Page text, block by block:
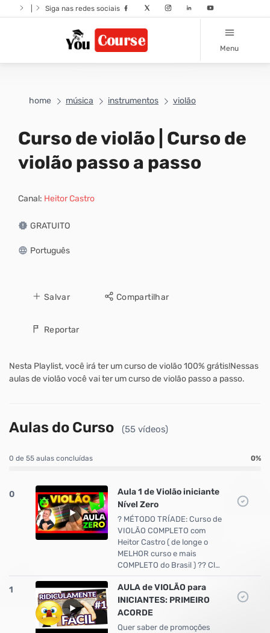
Siga nas redes sociais
Menu
home música instrumentos violão
Curso de violão | Curso de
violão passo a passo
Canal: Heitor Castro
GRATUITO
Português
Salvar Compartilhar
Reportar
Nesta Playlist, você irá ter um curso de violão 100% grátis!Nessas
aulas de violão você vai ter um curso de violão passo a passo.
Aulas do Curso (55 vídeos)
0 de 55 aulas concluídas 0%
0
Aula 1 de Violão iniciante
Nível Zero
? MÉTODO TRÍADE: Curso de
VIOLÃO COMPLETO com
Heitor Castro ( de longe o
MELHOR curso e mais
COMPLETO do Brasil ) ?? Cl…
1
AULA de VIOLÃO para
INICIANTES: PRIMEIRO
ACORDE
Quer saber de promoções